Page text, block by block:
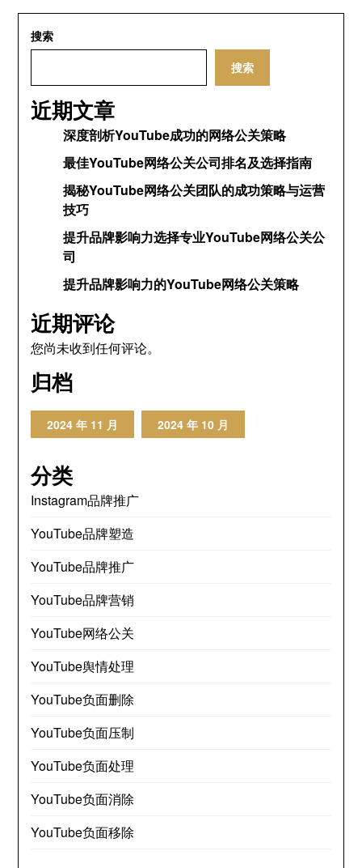
搜索
搜索
近期文章
深度剖析YouTube成功的网络公关策略
最佳YouTube网络公关公司排名及选择指南
揭秘YouTube网络公关团队的成功策略与运营
技巧
提升品牌影响力选择专业YouTube网络公关公
司
提升品牌影响力的YouTube网络公关策略
近期评论
您尚未收到任何评论。
归档
2024 年 11 月 2024 年 10 月
分类
Instagram品牌推广
YouTube品牌塑造
YouTube品牌推广
YouTube品牌营销
YouTube网络公关
YouTube舆情处理
YouTube负面删除
YouTube负面压制
YouTube负面处理
YouTube负面消除
YouTube负面移除